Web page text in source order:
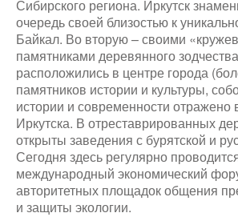
Сибирского региона. Иркутск
очередь своей близостью к
Байкал. Во вторую – своими
памятниками деревянного
расположились в центре города
памятников истории и культуры,
истории и современности отражено
Иркутска. В отреставрированных
открыты заведения с бурятской и
Сегодня здесь регулярно
международный экономический
авторитетных площадок общения
и защиты экологии.